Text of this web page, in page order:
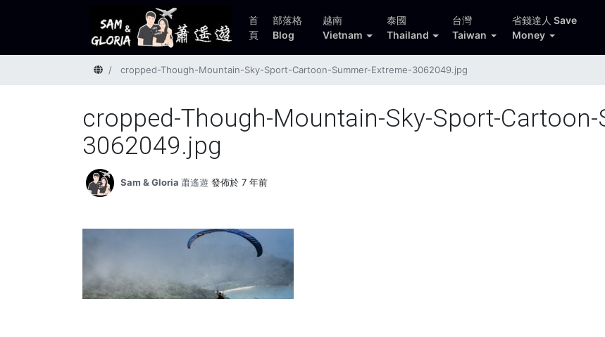
首
頁
部落格
Blog
越南
Vietnam
泰國
Thailand
台灣
Taiwan
省錢達人 Save
Money
首頁 cropped-Though-Mountain-Sky-Sport-Cartoon-Summer-Extreme-3062049.jpg
cropped-Though-Mountain-Sky-Sport-
3062049.jpg
Sam & Gloria 蕭遙遊 發佈於 7 年前